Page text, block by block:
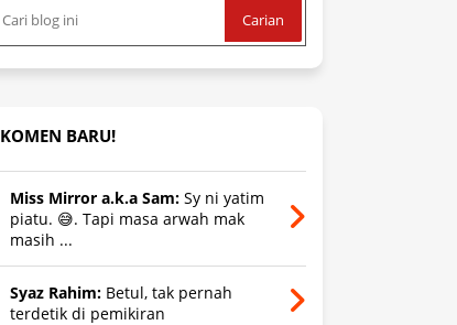
KOMEN BARU!
Miss Mirror a.k.a Sam: Sy ni yatim
piatu. 😅. Tapi masa arwah mak
masih ...
Syaz Rahim: Betul, tak pernah
terdetik di pemikiran